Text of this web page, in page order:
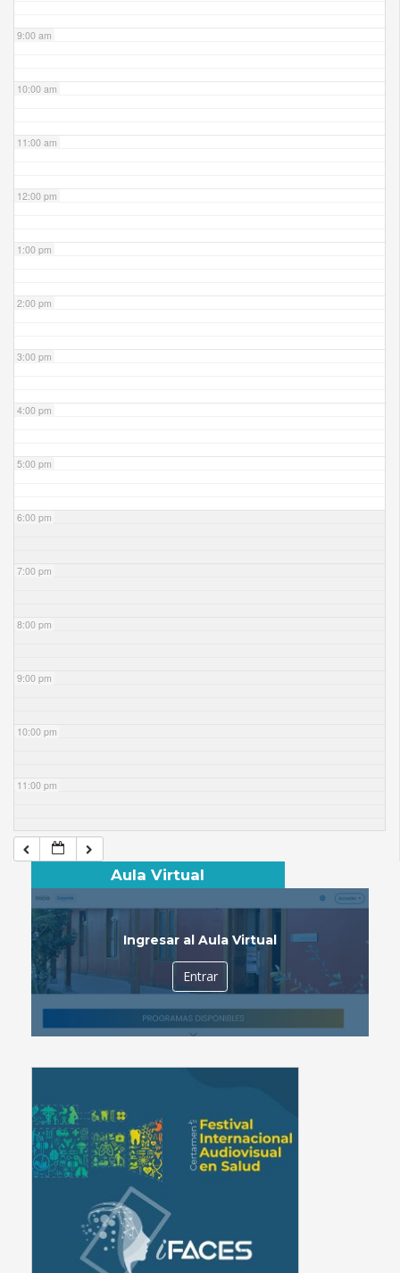
9:00 am
10:00 am
11:00 am
12:00 pm
1:00 pm
2:00 pm
3:00 pm
4:00 pm
5:00 pm
6:00 pm
7:00 pm
8:00 pm
9:00 pm
10:00 pm
11:00 pm
Aula Virtual
Ingresar al Aula Virtual
Entrar